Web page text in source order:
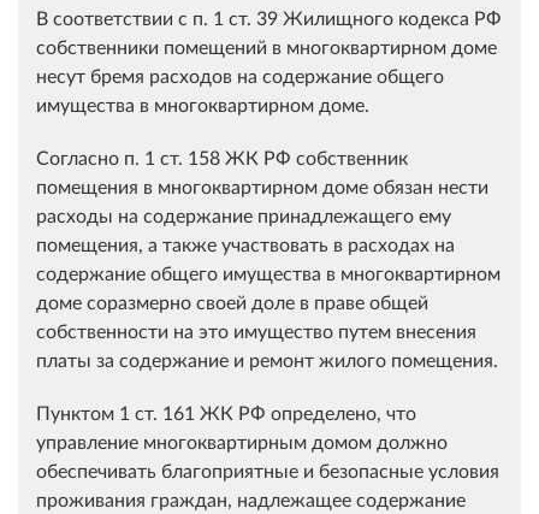
В соответствии с п. 1 ст. 39 Жилищного кодекса РФ
собственники помещений в многоквартирном доме
несут бремя расходов на содержание общего
имущества в многоквартирном доме.
Согласно п. 1 ст. 158 ЖК РФ собственник
помещения в многоквартирном доме обязан нести
расходы на содержание принадлежащего ему
помещения, а также участвовать в расходах на
содержание общего имущества в многоквартирном
доме соразмерно своей доле в праве общей
собственности на это имущество путем внесения
платы за содержание и ремонт жилого помещения.
Пунктом 1 ст. 161 ЖК РФ определено, что
управление многоквартирным домом должно
обеспечивать благоприятные и безопасные условия
проживания граждан, надлежащее содержание